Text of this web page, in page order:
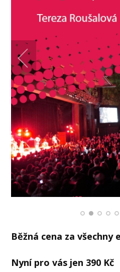
Běžná cena za všechny
Nyní pro vás jen 390 Kč